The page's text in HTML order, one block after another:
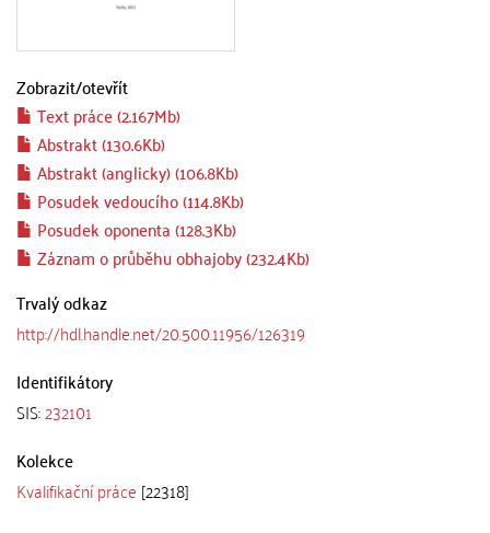
Zobrazit/otevřít
Text práce (2.167Mb)
Abstrakt (130.6Kb)
Abstrakt (anglicky) (106.8Kb)
Posudek vedoucího (114.8Kb)
Posudek oponenta (128.3Kb)
Záznam o průběhu obhajoby (232.4Kb)
Trvalý odkaz
http://hdl.handle.net/20.500.11956/126319
Identifikátory
SIS:232101
Kolekce
Kvalifikační práce [22318]